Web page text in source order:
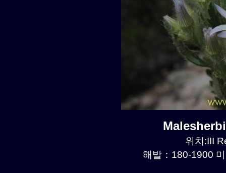
위치:III
해발：180-1900